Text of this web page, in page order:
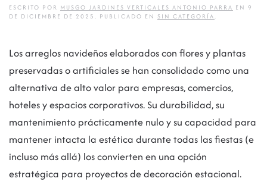
ESCRITO POR MUSGO JARDINES VERTICALES ANTONIO PARRA EN 9
DE DICIEMBRE DE 2025 . PUBLICADO EN SIN CATEGORÍA.
Los arreglos navideños elaborados con flores y plantas
preservadas o artificiales se han consolidado como una
alternativa de alto valor para empresas, comercios,
hoteles y espacios corporativos. Su durabilidad, su
mantenimiento prácticamente nulo y su capacidad para
mantener intacta la estética durante todas las fiestas (e
incluso más allá) los convierten en una opción
estratégica para proyectos de decoración estacional.